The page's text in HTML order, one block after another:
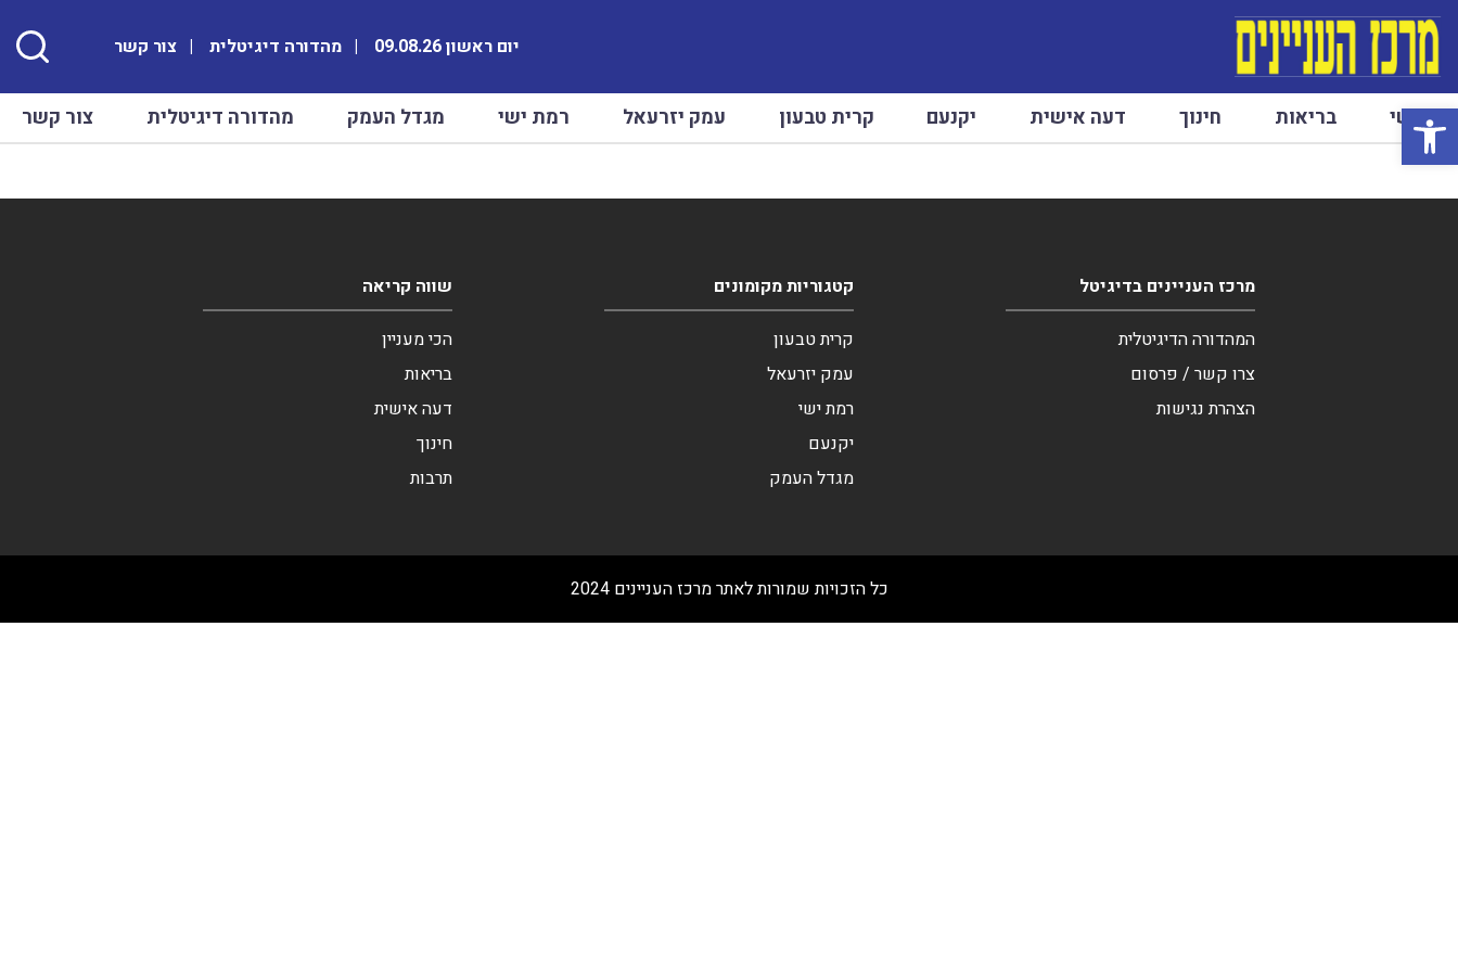
פתח סרגל נגישות
יום ראשון 09.08.26 מהדורה דיגיטלית צור קשר
ראשי בריאות חינוך דעה אישית יקנעם קרית טבעון עמק יזרעאל רמת ישי מגדל העמק מהדורה דיגיטלית צור קשר
מרכז העניינים בדיגיטל
המהדורה הדיגיטלית
צרו קשר / פרסום
הצהרת נגישות
קטגוריות מקומונים
קרית טבעון
עמק יזרעאל
רמת ישי
יקנעם
מגדל העמק
שווה קריאה
הכי מעניין
בריאות
דעה אישית
חינוך
תרבות
כל הזכויות שמורות לאתר מרכז העניינים 2024